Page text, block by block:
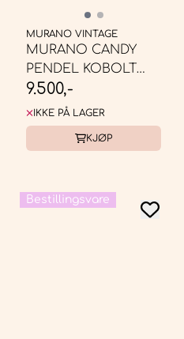
MURANO VINTAGE
MURANO CANDY
PENDEL KOBOLT
BLÅ SWIRL ...
9.500,-
IKKE PÅ LAGER
KJØP
Bestillingsvare